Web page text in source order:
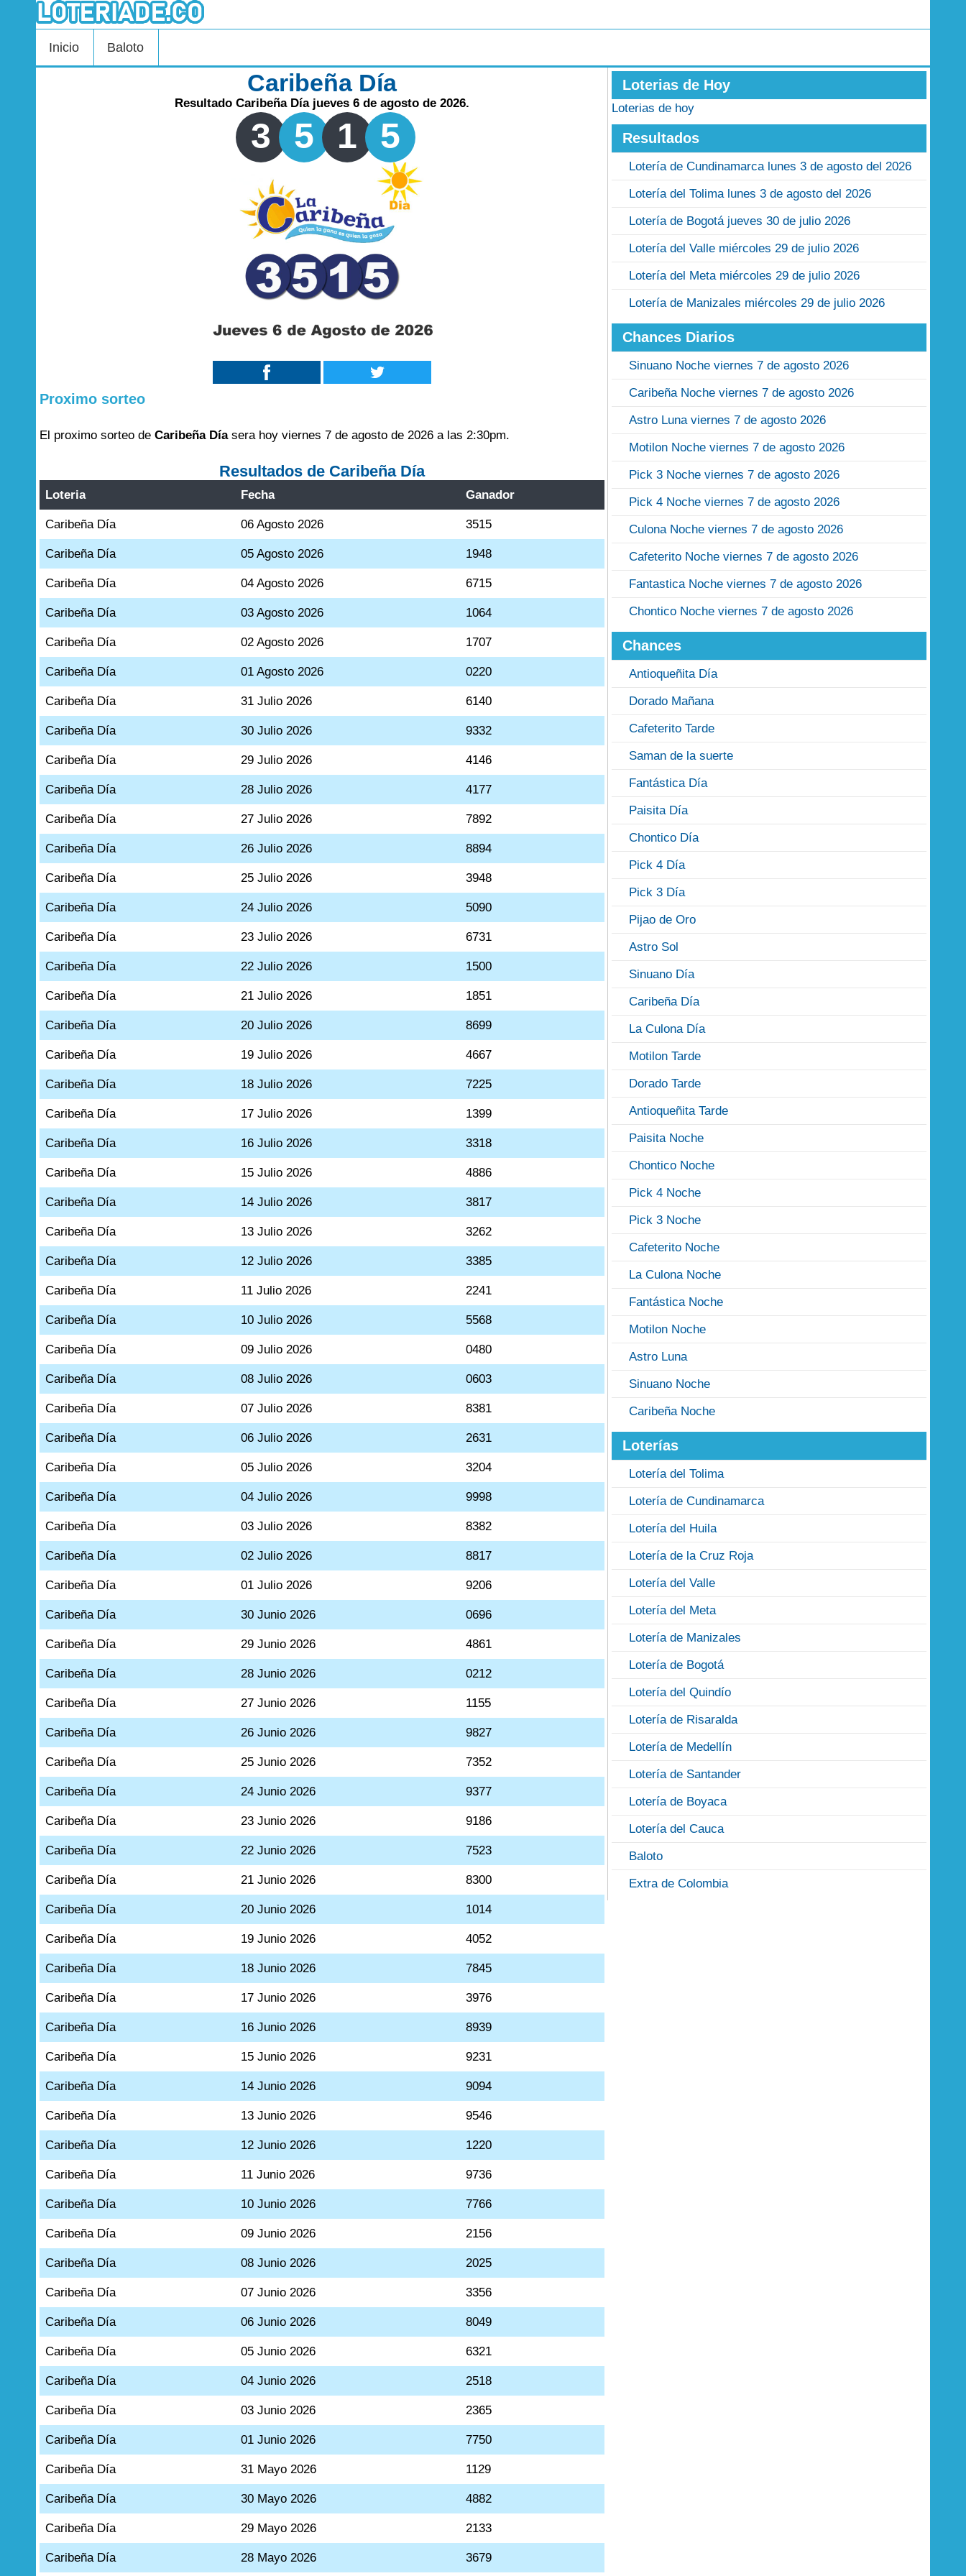
Inicio Baloto
Caribeña Día
Resultado Caribeña Día jueves 6 de agosto de 2026.
3 5 1 5
Proximo sorteo
El proximo sorteo de Caribeña Díasera hoy viernes 7 de agosto de 2026 a las 2:30pm.
Resultados de Caribeña Día
Loteria Fecha Ganador
Caribeña Día 06 Agosto 2026 3515
Caribeña Día 05 Agosto 2026 1948
Caribeña Día 04 Agosto 2026 6715
Caribeña Día 03 Agosto 2026 1064
Caribeña Día 02 Agosto 2026 1707
Caribeña Día 01 Agosto 2026 0220
Caribeña Día 31 Julio 2026 6140
Caribeña Día 30 Julio 2026 9332
Caribeña Día 29 Julio 2026 4146
Caribeña Día 28 Julio 2026 4177
Caribeña Día 27 Julio 2026 7892
Caribeña Día 26 Julio 2026 8894
Caribeña Día 25 Julio 2026 3948
Caribeña Día 24 Julio 2026 5090
Caribeña Día 23 Julio 2026 6731
Caribeña Día 22 Julio 2026 1500
Caribeña Día 21 Julio 2026 1851
Caribeña Día 20 Julio 2026 8699
Caribeña Día 19 Julio 2026 4667
Caribeña Día 18 Julio 2026 7225
Caribeña Día 17 Julio 2026 1399
Caribeña Día 16 Julio 2026 3318
Caribeña Día 15 Julio 2026 4886
Caribeña Día 14 Julio 2026 3817
Caribeña Día 13 Julio 2026 3262
Caribeña Día 12 Julio 2026 3385
Caribeña Día 11 Julio 2026 2241
Caribeña Día 10 Julio 2026 5568
Caribeña Día 09 Julio 2026 0480
Caribeña Día 08 Julio 2026 0603
Caribeña Día 07 Julio 2026 8381
Caribeña Día 06 Julio 2026 2631
Caribeña Día 05 Julio 2026 3204
Caribeña Día 04 Julio 2026 9998
Caribeña Día 03 Julio 2026 8382
Caribeña Día 02 Julio 2026 8817
Caribeña Día 01 Julio 2026 9206
Caribeña Día 30 Junio 2026 0696
Caribeña Día 29 Junio 2026 4861
Caribeña Día 28 Junio 2026 0212
Caribeña Día 27 Junio 2026 1155
Caribeña Día 26 Junio 2026 9827
Caribeña Día 25 Junio 2026 7352
Caribeña Día 24 Junio 2026 9377
Caribeña Día 23 Junio 2026 9186
Caribeña Día 22 Junio 2026 7523
Caribeña Día 21 Junio 2026 8300
Caribeña Día 20 Junio 2026 1014
Caribeña Día 19 Junio 2026 4052
Caribeña Día 18 Junio 2026 7845
Caribeña Día 17 Junio 2026 3976
Caribeña Día 16 Junio 2026 8939
Caribeña Día 15 Junio 2026 9231
Caribeña Día 14 Junio 2026 9094
Caribeña Día 13 Junio 2026 9546
Caribeña Día 12 Junio 2026 1220
Caribeña Día 11 Junio 2026 9736
Caribeña Día 10 Junio 2026 7766
Caribeña Día 09 Junio 2026 2156
Caribeña Día 08 Junio 2026 2025
Caribeña Día 07 Junio 2026 3356
Caribeña Día 06 Junio 2026 8049
Caribeña Día 05 Junio 2026 6321
Caribeña Día 04 Junio 2026 2518
Caribeña Día 03 Junio 2026 2365
Caribeña Día 01 Junio 2026 7750
Caribeña Día 31 Mayo 2026 1129
Caribeña Día 30 Mayo 2026 4882
Caribeña Día 29 Mayo 2026 2133
Caribeña Día 28 Mayo 2026 3679
Loterias de Hoy
Loterias de hoy
Resultados
Lotería de Cundinamarca lunes 3 de agosto del 2026
Lotería del Tolima lunes 3 de agosto del 2026
Lotería de Bogotá jueves 30 de julio 2026
Lotería del Valle miércoles 29 de julio 2026
Lotería del Meta miércoles 29 de julio 2026
Lotería de Manizales miércoles 29 de julio 2026
Chances Diarios
Sinuano Noche viernes 7 de agosto 2026
Caribeña Noche viernes 7 de agosto 2026
Astro Luna viernes 7 de agosto 2026
Motilon Noche viernes 7 de agosto 2026
Pick 3 Noche viernes 7 de agosto 2026
Pick 4 Noche viernes 7 de agosto 2026
Culona Noche viernes 7 de agosto 2026
Cafeterito Noche viernes 7 de agosto 2026
Fantastica Noche viernes 7 de agosto 2026
Chontico Noche viernes 7 de agosto 2026
Chances
Antioqueñita Día
Dorado Mañana
Cafeterito Tarde
Saman de la suerte
Fantástica Día
Paisita Día
Chontico Día
Pick 4 Día
Pick 3 Día
Pijao de Oro
Astro Sol
Sinuano Día
Caribeña Día
La Culona Día
Motilon Tarde
Dorado Tarde
Antioqueñita Tarde
Paisita Noche
Chontico Noche
Pick 4 Noche
Pick 3 Noche
Cafeterito Noche
La Culona Noche
Fantástica Noche
Motilon Noche
Astro Luna
Sinuano Noche
Caribeña Noche
Loterías
Lotería del Tolima
Lotería de Cundinamarca
Lotería del Huila
Lotería de la Cruz Roja
Lotería del Valle
Lotería del Meta
Lotería de Manizales
Lotería de Bogotá
Lotería del Quindío
Lotería de Risaralda
Lotería de Medellín
Lotería de Santander
Lotería de Boyaca
Lotería del Cauca
Baloto
Extra de Colombia